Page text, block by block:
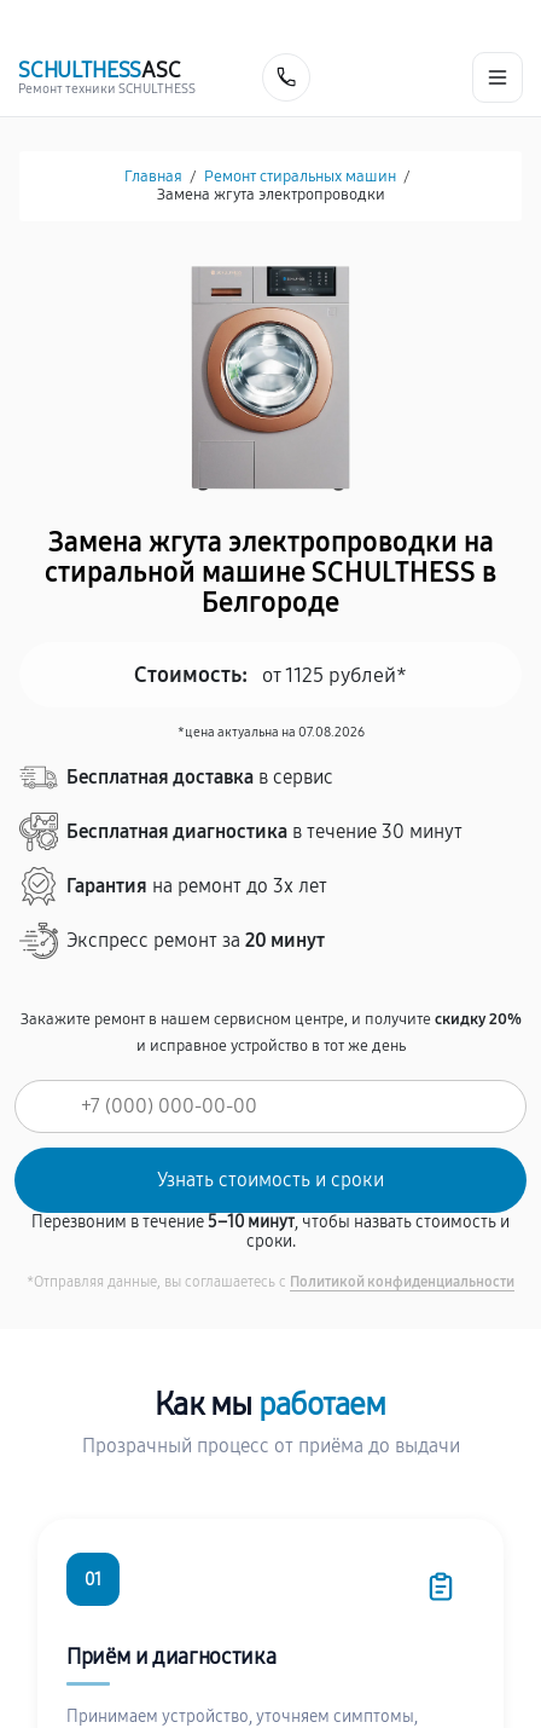
SCHULTHESSASC
Ремонт техники SCHULTHESS
Главная / Ремонт стиральных машин /
Замена жгута электропроводки
Замена жгута электропроводки на
стиральной машине SCHULTHESS в
Белгороде
Стоимость: от 1125 рублей*
*цена актуальна на 07.08.2026
Бесплатная доставка в сервис
Бесплатная диагностика в течение 30 минут
Гарантия на ремонт до 3х лет
Экспресс ремонт за 20 минут
Закажите ремонт в нашем сервисном центре, и получитескидку 20%
и исправное устройство в тот же день
Перезвоним в течение5–10 минут, чтобы назвать стоимость и
сроки.
*Отправляя данные, вы соглашаетесь с Политикой конфиденциальности
Как мы работаем
Прозрачный процесс от приёма до выдачи
01
Приём и диагностика
Принимаем устройство, уточняем симптомы,